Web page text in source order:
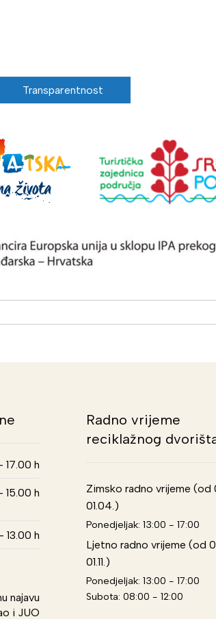
Transparentnost
h
h
13.00 h
najavu
i JUO
Radno vrijeme
reciklažnog
Zimsko radno vrijeme (od
01.04.)
Ponedjeljak: 13:00 - 17:00
Ljetno radno vrijeme (od
01.11.)
Ponedjeljak: 13:00 - 17:00
Subota: 08:00 - 12:00